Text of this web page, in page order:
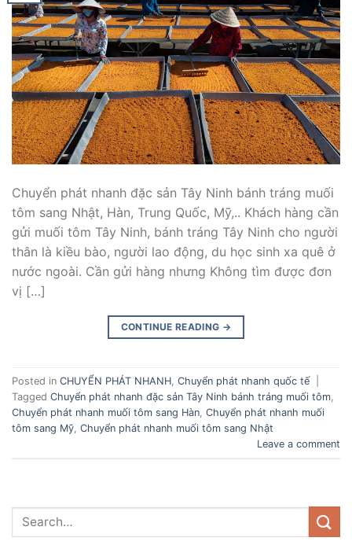
Chuyển phát nhanh đặc sản Tây Ninh bánh tráng muối
tôm sang Nhật, Hàn, Trung Quốc, Mỹ,.. Khách hàng cần
gửi muối tôm Tây Ninh, bánh tráng Tây Ninh cho người
thân là kiều bào, người lao động, du học sinh xa quê ở
nước ngoài. Cần gửi hàng nhưng Không tìm được đơn
vị […]
CONTINUE READING →
Posted in CHUYỂN PHÁT NHANH Chuyển phát nhanh quốc tế
Tagged Chuyển phát nhanh đặc sản Tây Ninh bánh tráng muối tôm
Chuyển phát nhanh muối tôm sang Hàn Chuyển phát nhanh muối
tôm sang Mỹ Chuyển phát nhanh muối tôm sang Nhật
Leave a comment